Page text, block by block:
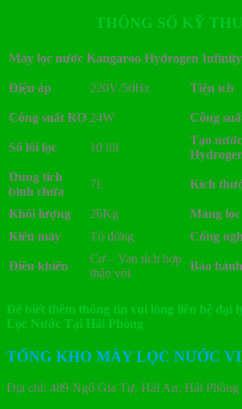
THÔNG SỐ KỸ
Máy lọc nước Kangaroo Hydrogen Infinity
Điện áp 220V/50Hz Tiện ích
Công suất RO 24W Công
Số lõi lọc 10 lõi
Tạo nước
Dung tích
bình chứa
7L Kích
Khối lượng
26Kg Màng lọc
Kiểu máy
Tủ đứng Công
Điều khiển
Cơ – Van tích hợp
thân vòi
Bảo hành
Để biết thêm thông tin vui lòng liên hệ đại
Lọc Nước Tại Hải Phòng
TỔNG KHO MÁY LỌC NƯỚC
Địa chỉ: 489 Ngô Gia Tự, Hải An, Hải Phòng